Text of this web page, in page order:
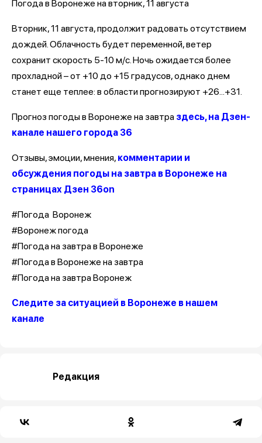
Погода в Воронеже на вторник, 11 августа
Вторник, 11 августа, продолжит радовать отсутствием
дождей. Облачность будет переменной, ветер
сохранит скорость 5-10 м/с. Ночь ожидается более
прохладной – от +10 до +15 градусов, однако днем
станет еще теплее: в области прогнозируют +26...+31.
Прогноз погоды в Воронеже на завтра здесь, на Дзен-
канале нашего города 36
Отзывы, эмоции, мнения, комментарии и
обсуждения погоды на завтра в Воронеже на
страницах Дзен 36on
#Погода Воронеж
#Воронеж погода
#Погода на завтра в Воронеже
#Погода в Воронеже на завтра
#Погода на завтра Воронеж
Следите за ситуацией в Воронеже в нашем
канале
Редакция